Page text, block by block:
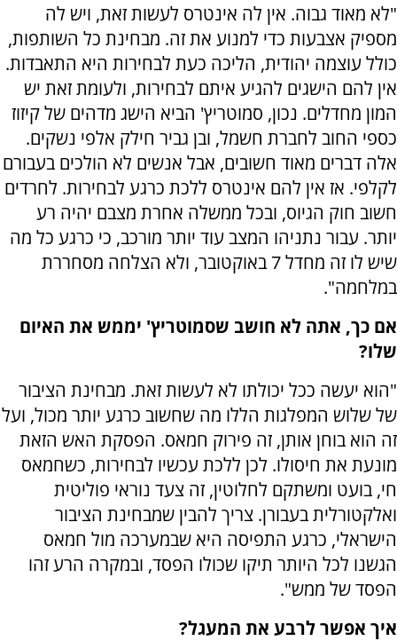
"לא מאוד גבוה. אין לה אינטרס לעשות זאת, ויש לה
מספיק אצבעות כדי למנוע את זה. מבחינת כל השותפות,
כולל עוצמה יהודית, הליכה כעת לבחירות היא התאבדות.
אין להם הישגים להגיע איתם לבחירות, ולעומת זאת יש
המון מחדלים. נכון, סמוטריץ' הביא הישג מדהים של קיזוז
כספי החוב לחברת חשמל, ובן גביר חילק אלפי נשקים.
אלה דברים מאוד חשובים, אבל אנשים לא הולכים בעבורם
לקלפי. אז אין להם אינטרס ללכת כרגע לבחירות. לחרדים
חשוב חוק הגיוס, ובכל ממשלה אחרת מצבם יהיה רע
יותר. עבור נתניהו המצב עוד יותר מורכב, כי כרגע כל מה
שיש לו זה מחדל 7 באוקטובר, ולא הצלחה מסחררת
במלחמה".
אם כך, אתה לא חושב שסמוטריץ' יממש את האיום
שלו?
"הוא יעשה ככל יכולתו לא לעשות זאת. מבחינת הציבור
של שלוש המפלגות הללו מה שחשוב כרגע יותר מכול, ועל
זה הוא בוחן אותן, זה פירוק חמאס. הפסקת האש הזאת
מונעת את חיסולו. לכן ללכת עכשיו לבחירות, כשחמאס
חי, בועט ומשתקם לחלוטין, זה צעד נוראי פוליטית
ואלקטורלית בעבורן. צריך להבין שמבחינת הציבור
הישראלי, כרגע התפיסה היא שבמערכה מול חמאס
הגשנו לכל היותר תיקו שכולו הפסד, ובמקרה הרע זהו
הפסד של ממש".
איך אפשר לרבע את המעגל?